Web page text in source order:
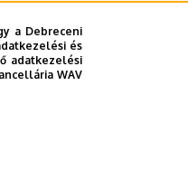
a Debreceni
és
adatkezelési
WAV